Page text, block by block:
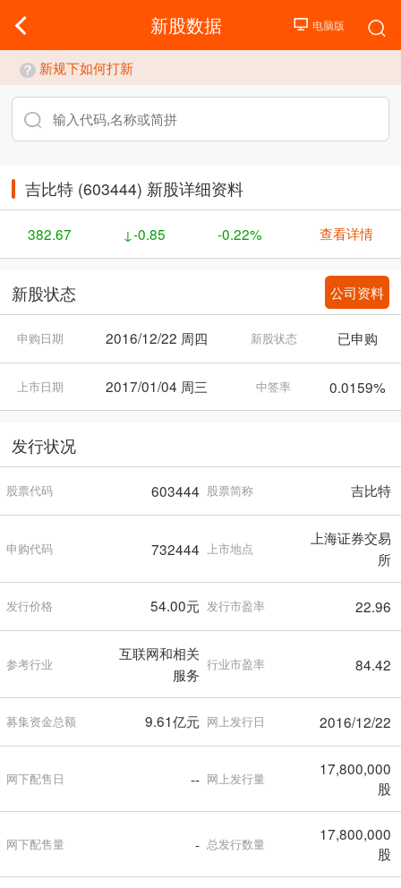
新股数据
新规下如何打新
吉比特 (603444) 新股详细资料
382.67 ↓-0.85 -0.22% 查看详情
新股状态 公司资料
申购日期 2016/12/22 周四 新股状态 已申购
上市日期 2017/01/04 周三 中签率 0.0159%
发行状况
股票代码 603444 股票简称 吉比特
申购代码 732444 上市地点
上海证券交易
所
发行价格 54.00元 发行市盈率 22.96
参考行业
互联网和相关
服务
行业市盈率 84.42
募集资金总额 9.61亿元 网上发行日 2016/12/22
网下配售日 -- 网上发行量
17,800,000
股
网下配售量 - 总发行数量
17,800,000
股